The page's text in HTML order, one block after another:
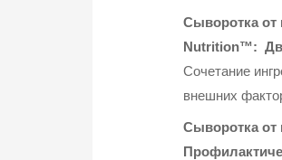
Сыворотка от
Nutrition™:
Сочетание
внешних
Сыворотка